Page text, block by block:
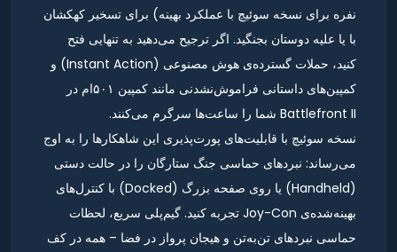
نفره برای نسخه سوئیچ با عملکرد بهینه) برای تسخیر کهکشان
با یا علیه دوستان بجنگید. اگر ترجیح می‌دهید به تنهایی فتح
کنید، حملات گسترده‌ی هوش مصنوعی (Instant Action) و
کمپین‌های داستانی فراموش‌نشدنی مانند کمپین ۵۰۱ام در
Battlefront II شما را ساعت‌ها سرگرم می‌کنند.
نسخه سوئیچ با قابلیت‌های پورت‌پذیری این شاهکارها را به اوج
می‌رساند: نبردهای حماسی جنگ ستارگان را در حالت دستی
(Handheld) یا روی صفحه بزرگ (Docked) با کنترل‌های
بهینه‌شده‌ی Joy-Con تجربه کنید. گیم‌پلی سریع، لحظات
حماسی نبردهای تن‌به‌تن و هیجان پرواز در فضا – همه در کف